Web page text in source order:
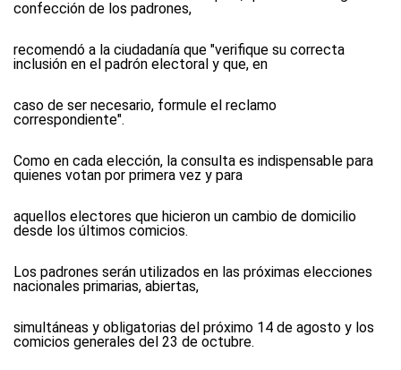
confección de los padrones,
recomendó a la ciudadanía que "verifique su correcta
inclusión en el padrón electoral y que, en
caso de ser necesario, formule el reclamo
correspondiente".
Como en cada elección, la consulta es indispensable para
quienes votan por primera vez y para
aquellos electores que hicieron un cambio de domicilio
desde los últimos comicios.
Los padrones serán utilizados en las próximas elecciones
nacionales primarias, abiertas,
simultáneas y obligatorias del próximo 14 de agosto y los
comicios generales del 23 de octubre.